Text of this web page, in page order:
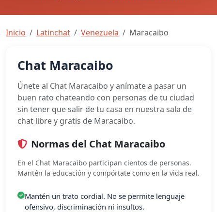
Inicio Latinchat Venezuela Maracaibo
Chat Maracaibo
Únete al Chat Maracaibo y anímate a pasar un
buen rato chateando con personas de tu ciudad
sin tener que salir de tu casa en nuestra sala de
chat libre y gratis de Maracaibo.
Normas del Chat Maracaibo
En el Chat Maracaibo participan cientos de personas.
Mantén la educación y compórtate como en la vida real.
Mantén un trato cordial. No se permite lenguaje
ofensivo, discriminación ni insultos.